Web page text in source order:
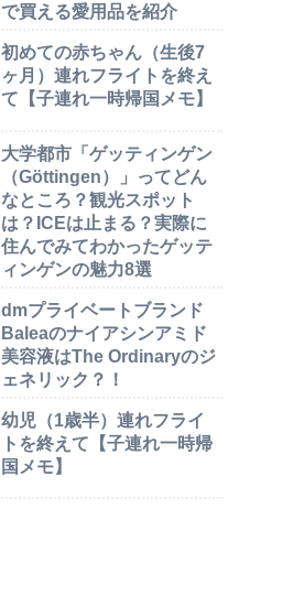
で買える愛用品を紹介
初めての赤ちゃん（生後7
ヶ月）連れフライトを終え
て【子連れ一時帰国メモ】
大学都市「ゲッティンゲン
（Göttingen）」ってどん
なところ？観光スポット
は？ICEは止まる？実際に
住んでみてわかったゲッテ
ィンゲンの魅力8選
dmプライベートブランド
Baleaのナイアシンアミド
美容液はThe Ordinaryのジ
ェネリック？！
幼児（1歳半）連れフライ
トを終えて【子連れ一時帰
国メモ】